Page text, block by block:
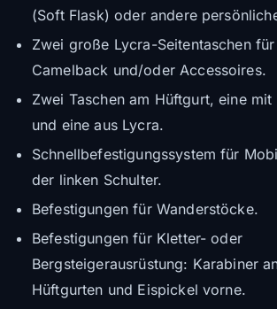
(Soft Flask) oder andere
Zwei große Lycra-Seitentaschen
Camelback und/oder Accessoires.
Zwei Taschen am Hüftgurt, eine mit
und eine aus Lycra.
Schnellbefestigungssystem für
der linken Schulter.
Befestigungen für Wanderstöcke.
Befestigungen für Kletter- oder
Bergsteigerausrüstung: Karabiner
Hüftgurten und Eispickel vorne.